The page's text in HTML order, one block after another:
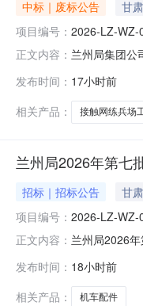
中标｜废标公告 甘
项目编号： 2026-LZ-WZ-
正文内容： 兰州局集团公
标。一、采
发布时间： 17小时前
相关产品：
接触网练兵场
兰州局2026年第七
招标｜招标公告 甘
项目编号： 2026-LZ-WZ-
正文内容： 兰州局2026
(公开)二次采
发布时间： 18小时前
相关产品：
机车配件